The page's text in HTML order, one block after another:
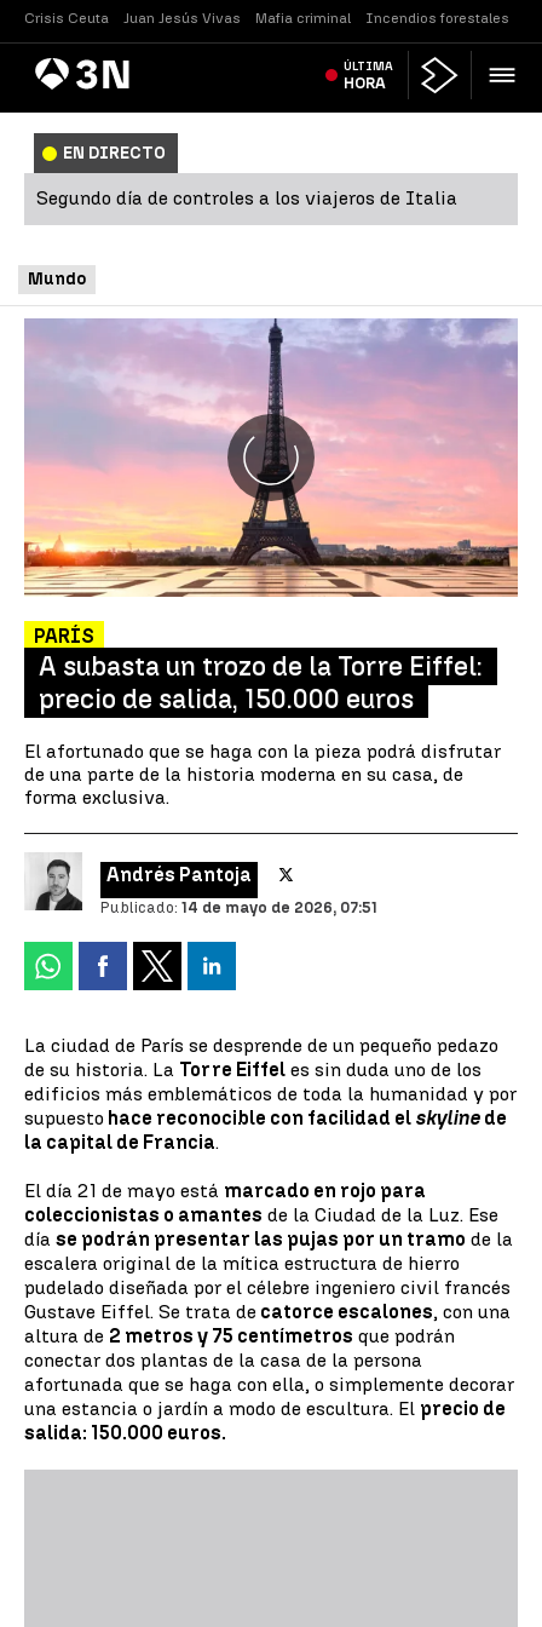
Crisis Ceuta Juan Jesús Vivas Mafia criminal Incendios forestales
AntenaNoticias ÚLTIMA
HORA
EN DIRECTO
Segundo día de controles a los viajeros de Italia
Mundo
PARÍS
A subasta un trozo de la Torre Eiffel:
precio de salida, 150.000 euros
El afortunado que se haga con la pieza podrá disfrutar
de una parte de la historia moderna en su casa, de
forma exclusiva.
Andrés Pantoja
Publicado:14 de mayo de 2026, 07:51
La ciudad de París se desprende de un pequeño pedazo
de su historia. La Torre Eiffel es sin duda uno de los
edificios más emblemáticos de toda la humanidad y por
supuesto hace reconocible con facilidad el skyline de
la capital de Francia.
El día 21 de mayo está marcado en rojo para
coleccionistas o amantes de la Ciudad de la Luz. Ese
día se podrán presentar las pujas por un tramo de la
escalera original de la mítica estructura de hierro
pudelado diseñada por el célebre ingeniero civil francés
Gustave Eiffel. Se trata de catorce escalones, con una
altura de 2 metros y 75 centímetros que podrán
conectar dos plantas de la casa de la persona
afortunada que se haga con ella, o simplemente decorar
una estancia o jardín a modo de escultura. El precio de
salida: 150.000 euros.